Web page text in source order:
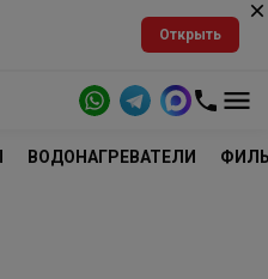
Открыть
ВОДОНАГРЕВАТЕЛИ